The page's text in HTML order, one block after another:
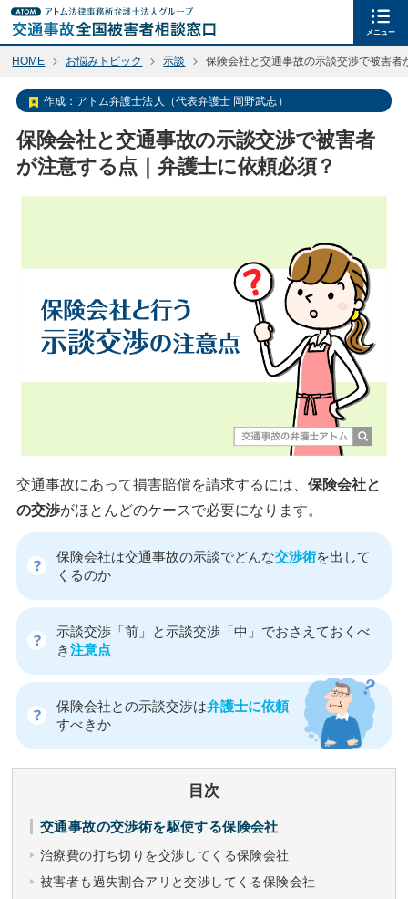
メニュー
HOME お悩みトピック 示談 保険会社と交通事故の示談交渉で被害
作成：アトム弁護士法人（代表弁護士 岡野武志）
保険会社と交通事故の示談交渉で被害者
が注意する点｜弁護士に依頼必須？
交通事故にあって損害賠償を請求するには、 保険会社と
の交渉がほとんどのケースで必要になります。
保険会社は交通事故の示談でどんな交渉術を出して
くるのか
示談交渉「前」と示談交渉「中」でおさえておくべ
き注意点
保険会社との示談交渉は弁護士に依頼
すべきか
目次
交通事故の交渉術を駆使する保険会社
治療費の打ち切りを交渉してくる保険会社
被害者も過失割合アリと交渉してくる保険会社